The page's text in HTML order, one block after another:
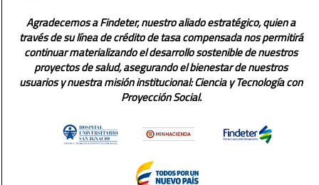
Agradecemos a Findeter, nuestro aliado estratégico, quien a
través de su línea de crédito de tasa compensada nos permitirá
continuar materializando el desarrollo sostenible de nuestros
proyectos de salud, asegurando el bienestar de nuestros
usuarios y nuestra misión institucional: Ciencia y Tecnología con
Proyección Social.